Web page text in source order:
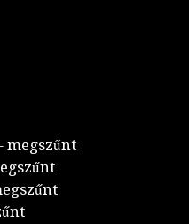
megszűnt